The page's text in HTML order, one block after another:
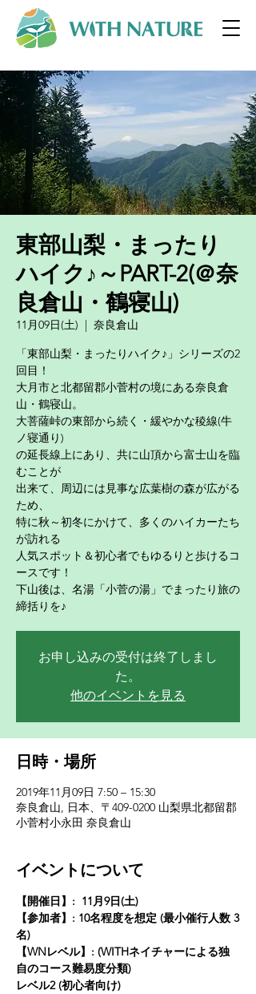
東部山梨・まったり
ハイク♪～PART-2(＠奈
良倉山・鶴寝山)
11月09日(土)
  |
奈良倉山
「東部山梨・まったりハイク♪」シリーズの2
回目！
大月市と北都留郡小菅村の境にある奈良倉
山・鶴寝山。
大菩薩峠の東部から続く・緩やかな稜線(牛
ノ寝通り)
の延長線上にあり、共に山頂から富士山を臨
むことが
出来て、周辺には見事な広葉樹の森が広がる
ため、
特に秋～初冬にかけて、多くのハイカーたち
が訪れる
人気スポット＆初心者でもゆるりと歩けるコ
ースです！
下山後は、名湯「小菅の湯」でまったり旅の
締括りを♪
お申し込みの受付は終了しまし
た。
他のイベントを見る
日時・場所
2019年11月09日 7:50 – 15:30
奈良倉山, 日本、〒409-0200 山梨県北都留郡
小菅村小永田 奈良倉山
イベントについて
【開催日】: 11月9日(土)
【参加者】: 10名程度を想定 (最小催行人数 3
名)
【WNレベル】: (WITHネイチャーによる独
自のコース難易度分類)
レベル2 (初心者向け)